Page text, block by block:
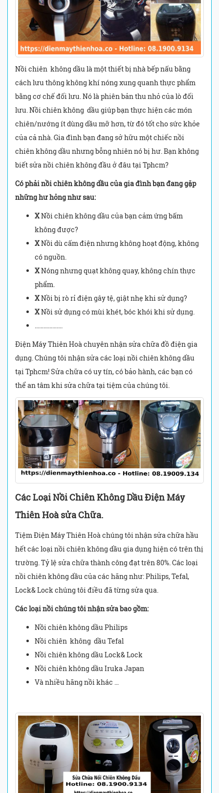
Nồi chiên không dầu là một thiết bị nhà bếp nấu bằng
cách lưu thông không khí nóng xung quanh thực phẩm
bằng cơ chế đối lưu. Nó là phiên bản thu nhỏ của lò đối
lưu. Nồi chiên không dầu giúp bạn thực hiện các món
chiên/nướng ít dùng dầu mỡ hơn, từ đó tốt cho sức khỏe
của cả nhà. Gia đình bạn đang sở hữu một chiếc nồi
chiên không dầu nhưng bỗng nhiên nó bị hư. Bạn không
biết sửa nồi chiên không đầu ở đâu tại Tphcm?
Có phải nồi chiên không dầu của gia đình bạn đang gặp
những hư hỏng như sau:
XNồi chiên không dầu của bạn cảm ứng bấm
không được?
XNồi dù cấm điện nhưng không hoạt động, không
có nguồn.
XNóng nhưng quạt không quay, không chín thực
phẩm.
XNồi bị rò rỉ điện gây tệ, giật nhẹ khi sử dụng?
XNồi sử dụng có mùi khét, bóc khói khi sử dụng.
……………….
Điện Máy Thiên Hoà chuyên nhận sửa chữa đồ điện gia
dụng. Chúng tôi nhận sửa các loại nồi chiên không dầu
tại Tphcm! Sửa chữa có uy tín, có bảo hành, các bạn có
thể an tâm khi sửa chữa tại tiệm của chúng tôi.
Các Loại Nồi Chiên Không Dầu Điện Máy
Thiên Hoà sửa Chữa.
Tiệm Điện Máy Thiên Hoà chúng tôi nhận sửa chữa hầu
hết các loại nồi chiên không dầu gia dụng hiện có trên thị
trường. Tỷ lệ sửa chữa thành công đạt trên 80%. Các loại
nồi chiên không dầu của các hãng như: Philips, Tefal,
Lock& Lock chúng tôi điều đã từng sửa qua.
Các loại nồi chúng tôi nhận sửa bao gồm:
Nồi chiên không dầu Philips
Nồi chiên không dầu Tefal
Nồi chiên không dầu Lock& Lock
Nồi chiên không dầu Iruka Japan
Và nhiều hãng nồi khác …